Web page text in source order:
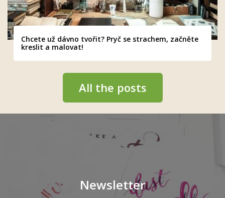
Chcete už dávno tvořit? Pryč se strachem, začněte
kreslit a malovat!
All the posts
Newsletter